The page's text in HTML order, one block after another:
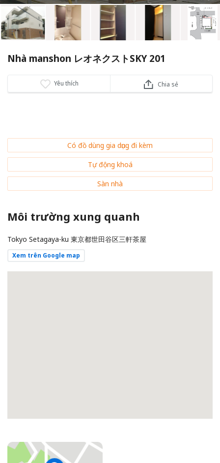
Nhà manshon レオネクストSKY 201
Yêu thích Chia sẻ
Có đồ dùng gia dụng đi kèm
Tự động khoá
Sàn nhà
Môi trường xung quanh
Tokyo Setagaya-ku 東京都世田谷区三軒茶屋
Xem trên Google map